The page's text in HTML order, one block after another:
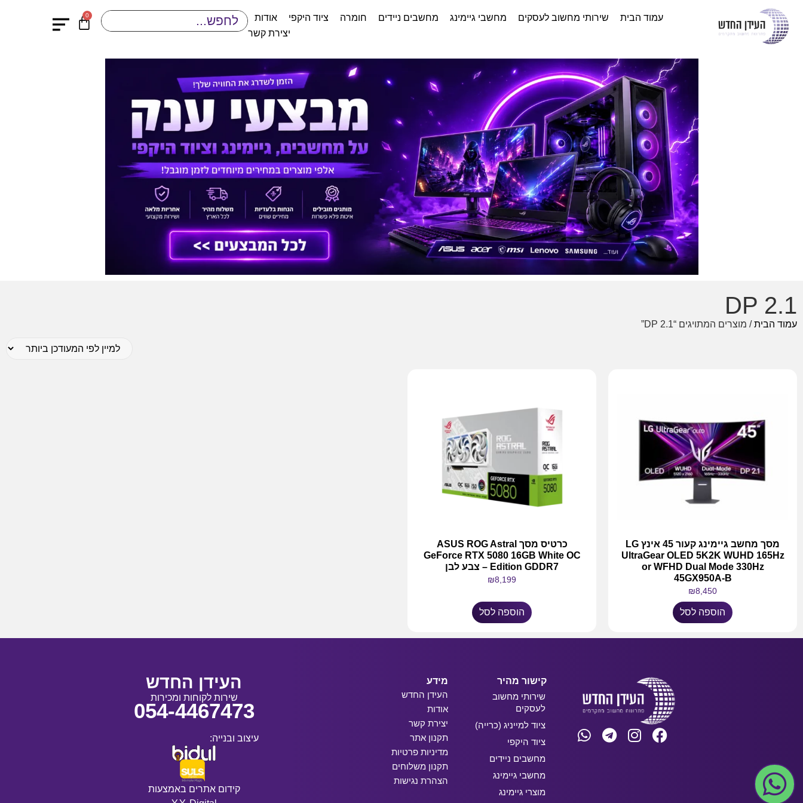
עמוד הבית שירותי מחשוב לעסקים מחשבי גיימינג מחשבים ניידים חומרה ציוד היקפי
אודות
יצירת קשר
0
DP 2.1
עמוד הבית/ מוצרים המתויגים “DP 2.1”
מסך מחשב גיימינג קעור 45 אינץ LG
UltraGear OLED 5K2K WUHD 165Hz
or WFHD Dual Mode 330Hz
45GX950A-B
₪8,450
הוספה לסל
כרטיס מסך ASUS ROG Astral
GeForce RTX 5080 16GB White OC
Edition GDDR7 – צבע לבן
₪8,199
הוספה לסל
קישור מהיר
שירותי מחשוב
לעסקים
ציוד למייניג (כרייה)
ציוד היקפי
מחשבים ניידים
מחשבי גיימינג
מוצרי גיימינג
מידע
העידן החדש
אודות
יצירת קשר
תקנון אתר
מדיניות פרטיות
תקנון משלוחים
הצהרת נגישות
העידן החדש
שירות לקוחות ומכירות
054-4467473
עיצוב ובנייה:
קידום אתרים באמצעות